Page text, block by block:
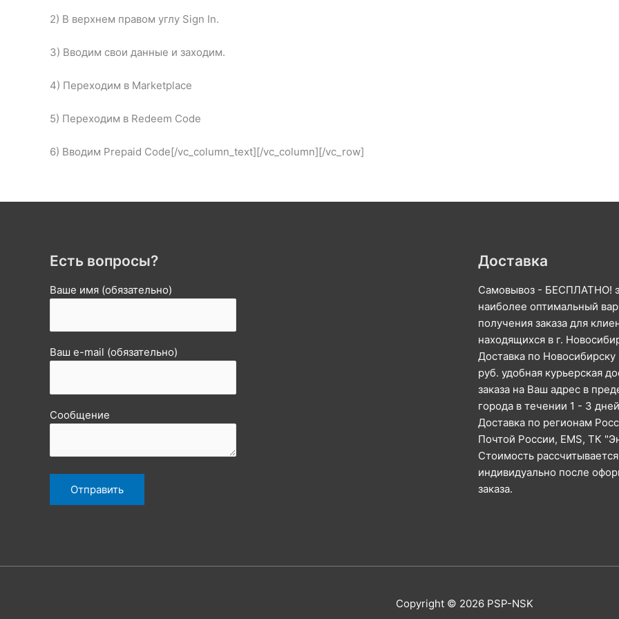
2) В верхнем правом углу Sign In.
3) Вводим свои данные и заходим.
4) Переходим в Marketplace
5) Переходим в Redeem Code
6) Вводим Prepaid Code[/vc_column_text][/vc_column][/vc_row]
Есть вопросы?
Ваше имя (обязательно)
Ваш e-mail (обязательно)
Сообщение
Доставка
Самовывоз - БЕСПЛАТНО!
наиболее оптимальный
получения заказа для
находящихся в г.
Доставка по
руб. удобная курьерская
заказа на Ваш адрес в
города в течении 1 - 3
Доставка по регионам
Почтой России, EMS, ТК
Стоимость рассчитывается
индивидуально после
заказа.
Copyright © 2026 PSP-NSK